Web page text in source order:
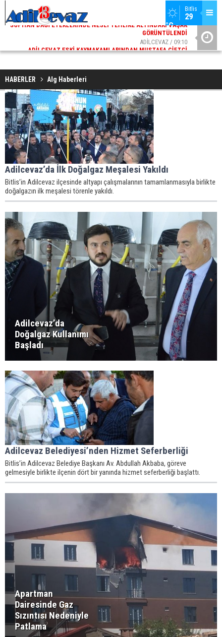
Bitlis
29
°C
ADİLCEVAZ / 09:10
ADILCEVAZ ESKI KAYMAKAMLARINDAN MUSTAFA ÇIFTÇI
İÇIŞLERI BAKANI OLDU
HABERLER Alg Haberleri
Adilcevaz’da İlk Doğalgaz Meşalesi Yakıldı
Bitlis’in Adilcevaz ilçesinde altyapı çalışmalarının tamamlanmasıyla birlikte
doğalgazın ilk meşalesi törenle yakıldı.
Adilcevaz’da
Doğalgaz Kullanımı
Başladı
Adilcevaz Belediyesi’nden Hizmet Seferberliği
Bitlis’in Adilcevaz Belediye Başkanı Av. Abdullah Akbaba, göreve
gelmesiyle birlikte ilçenin dört bir yanında hizmet seferberliği başlattı.
Apartman
Dairesinde Gaz
Sızıntısı Nedeniyle
Patlama